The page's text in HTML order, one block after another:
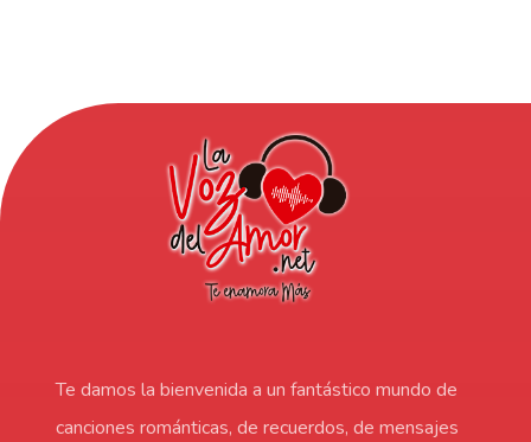
Te damos la bienvenida a un fantástico mundo de
canciones románticas, de recuerdos, de mensajes